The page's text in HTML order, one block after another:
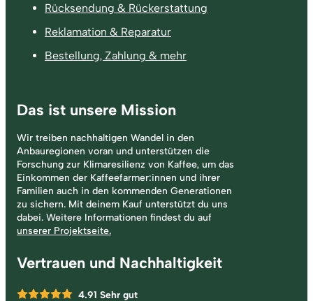
Rücksendung & Rückerstattung
Reklamation & Reparatur
Bestellung, Zahlung & mehr
Das ist unsere Mission
Wir treiben nachhaltigen Wandel in den
Anbauregionen voran und unterstützen die
Forschung zur Klimaresilienz von Kaffee, um das
Einkommen der Kaffeefarmer:innen und ihrer
Familien auch in den kommenden Generationen
zu sichern. Mit deinem Kauf unterstützt du uns
dabei. Weitere Informationen findest du auf
unserer Projektseite.
Vertrauen und Nachhaltigkeit
4.91 Sehr gut